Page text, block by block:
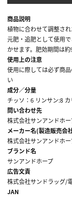
商品説明
植物に合わせて調整さ
元肥・追肥として使用
かせます。肥効期間は約
使用上の注意
使用に際しては必ず商
い
成分／分量
チッソ：6 リンサン:8
問い合わせ先
株式会社サンアンドホ
メーカー名(製造販売会
株式会社サンアンドホー
ブランド名
サンアンドホープ
広告文責
株式会社サンドラッグ/
JAN